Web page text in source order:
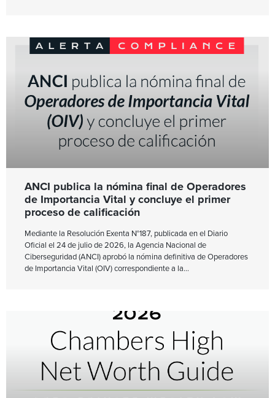
ANCI publica la nómina final de Operadores
de Importancia Vital y concluye el primer
proceso de calificación
Mediante la Resolución Exenta N°187, publicada en el Diario
Oficial el 24 de julio de 2026, la Agencia Nacional de
Ciberseguridad (ANCI) aprobó la nómina definitiva de Operadores
de Importancia Vital (OIV) correspondiente a la